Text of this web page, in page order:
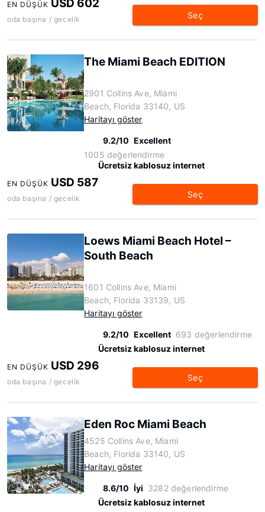
EN DÜŞÜK USD 602
oda başına / gecelik Seç
The Miami Beach EDITION
2901 Collins Ave, Miami
Beach, Florida 33140, US
Haritayı göster
9.2/10 Excellent
1005 değerlendirme
Ücretsiz kablosuz internet
EN DÜŞÜK USD 587
oda başına / gecelik Seç
Loews Miami Beach Hotel –
South Beach
1601 Collins Ave, Miami
Beach, Florida 33139, US
Haritayı göster
9.2/10 Excellent 693 değerlendirme
Ücretsiz kablosuz internet
EN DÜŞÜK USD 296
oda başına / gecelik Seç
Eden Roc Miami Beach
4525 Collins Ave, Miami
Beach, Florida 33140, US
Haritayı göster
8.6/10 İyi 3282 değerlendirme
Ücretsiz kablosuz internet